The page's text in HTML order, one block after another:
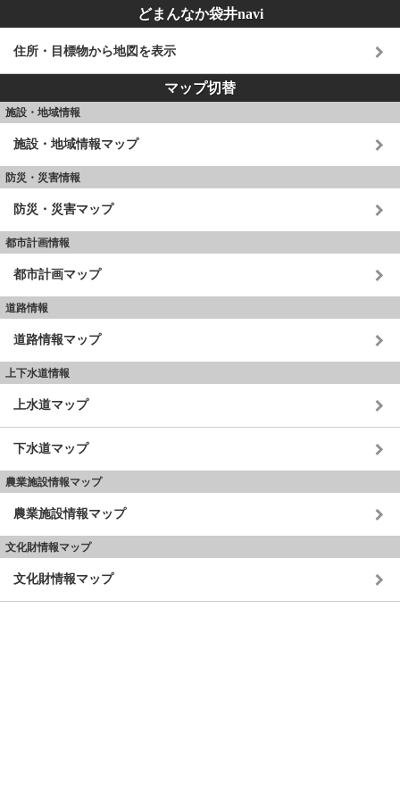
どまんなか袋井navi
住所・目標物から地図を表示
マップ切替
施設・地域情報
施設・地域情報マップ
防災・災害情報
防災・災害マップ
都市計画情報
都市計画マップ
道路情報
道路情報マップ
上下水道情報
上水道マップ
下水道マップ
農業施設情報マップ
農業施設情報マップ
文化財情報マップ
文化財情報マップ